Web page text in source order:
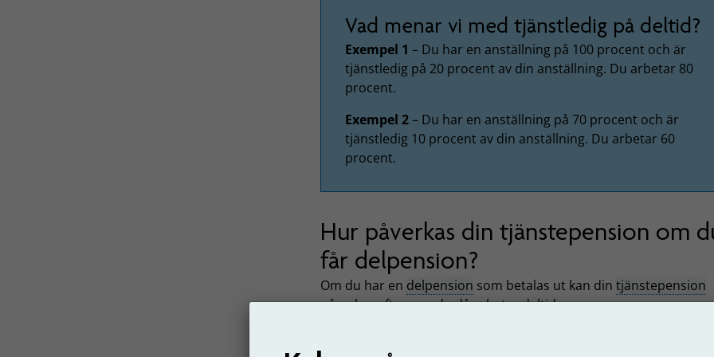
Vad menar vi med tjänstledig på deltid?
Exempel 1 – Du har en anställning på 100 procent och är
tjänstledig på 20 procent av din anställning. Du arbetar 80
procent.
Exempel 2– Du har en anställning på 70 procent och är
tjänstledig 10 procent av din anställning. Du arbetar 60
procent.
Hur påverkas din tjänstepension om
får delpension?
Om du har en delpension som betalas ut kan din tjänstepension
påverkas eftersom du då arbetar deltid.